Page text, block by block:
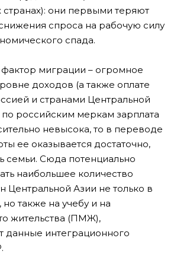
странах): они первыми теряют
спроса на рабочую силу
спада.
миграции – огромное
доходов (а также оплате
и странами Центральной
российским меркам зарплата
невысока, то в переводе
ее оказывается достаточно,
семьи. Сюда потенциально
наибольшее количество
Центральной Азии не только в
но также на учебу и на
жительства (ПМЖ),
данные интеграционного